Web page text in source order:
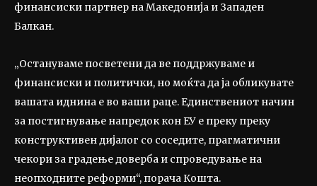
финансиски партнер на Македонија и Западен
Балкан.
„Остануваме посветени да ве поддржуваме и
финансиски и политички, но моќта да ја обликувате
вашата иднина е во ваши раце. Единствениот начин
за постигнување напредок кон ЕУ е преку преку
конструктивен дијалог со соседите, прагматични
чекори за градење доверба и спроведување на
неопходните реформи“, порача Кошта.